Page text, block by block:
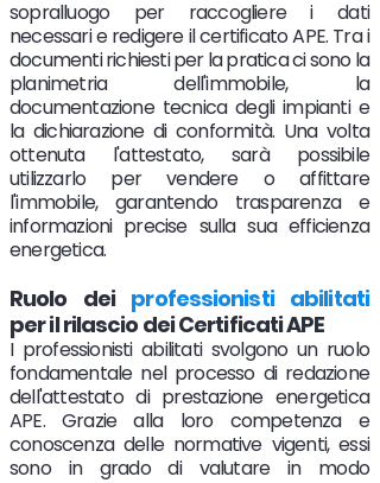
sopralluogo per raccogliere i dati
necessari e redigere il certificato APE. Tra i
documenti richiesti per la pratica ci sono la
planimetria dell'immobile, la
documentazione tecnica degli impianti e
la dichiarazione di conformità. Una volta
ottenuta l'attestato, sarà possibile
utilizzarlo per vendere o affittare
l'immobile, garantendo trasparenza e
informazioni precise sulla sua efficienza
energetica.
Ruolo dei professionisti abilitati
per il rilascio dei Certificati APE
I professionisti abilitati svolgono un ruolo
fondamentale nel processo di redazione
dell'attestato di prestazione energetica
APE. Grazie alla loro competenza e
conoscenza delle normative vigenti, essi
sono in grado di valutare in modo